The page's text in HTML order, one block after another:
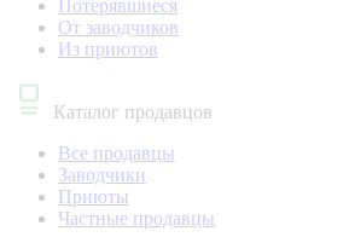
Потерявшиеся
От заводчиков
Из приютов
Каталог продавцов
Все продавцы
Заводчики
Приюты
Частные продавцы